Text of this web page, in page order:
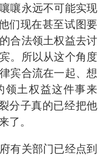
嚷永远不可能实现
们现在甚至试图要
合法领土权益去讨
。所以从这个角度
宾合流在一起、想
领土权益这件事来
分子真的已经把他
了。
有关部门已经点到